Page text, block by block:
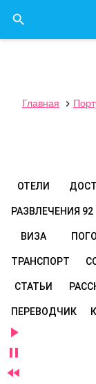

Главная 
ОТЕЛИ
РАЗВЛЕЧЕНИЯ 92
ВИЗА
ТРАНСПОРТ
СТАТЬИ
ПЕРЕВОДЧИК


